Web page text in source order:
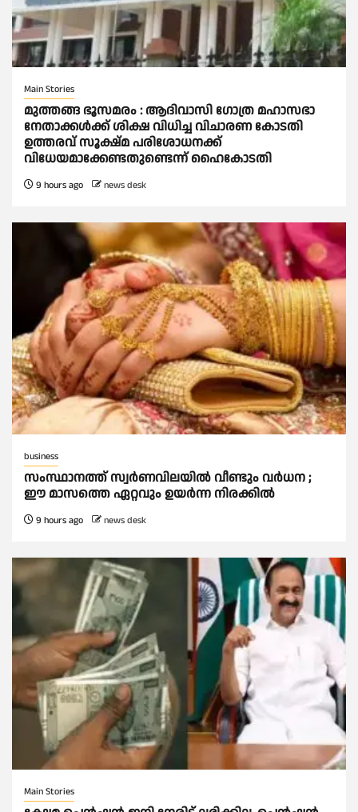
Main Stories
മുത്തങ്ങ ഭൂസമരം : ആദിവാസി ഗോത്ര മഹാസഭാ
നേതാക്കള്‍ക്ക് ശിക്ഷ വിധിച്ച വിചാരണ കോടതി
ഉത്തരവ് സൂക്ഷ്മ പരിശോധനക്ക്
വിധേയമാക്കേണ്ടതുണ്ടെന്ന് ഹൈകോടതി
9 hours ago news desk
business
സംസ്ഥാനത്ത് സ്വര്‍ണവിലയില്‍ വീണ്ടും വര്‍ധന ;
ഈ മാസത്തെ ഏറ്റവും ഉയര്‍ന്ന നിരക്കില്‍
9 hours ago news desk
Main Stories